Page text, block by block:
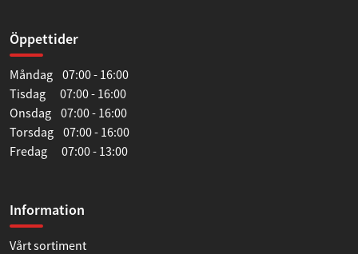
Öppettider
Måndag 07:00 - 16:00
Tisdag 07:00 - 16:00
Onsdag 07:00 - 16:00
Torsdag 07:00 - 16:00
Fredag 07:00 - 13:00
Information
Vårt sortiment